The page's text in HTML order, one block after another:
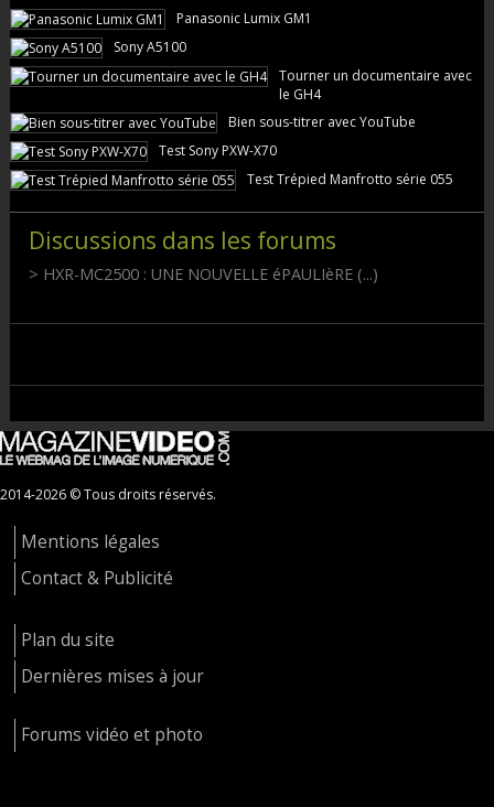
Panasonic Lumix GM1
Sony A5100
Tourner un documentaire avec
le GH4
Bien sous-titrer avec YouTube
Test Sony PXW-X70
Test Trépied Manfrotto série 055
Discussions dans les forums
> HXR-MC2500 : UNE NOUVELLE éPAULIèRE (...)
2014-2026 © Tous droits réservés.
Mentions légales
Contact & Publicité
Plan du site
Dernières mises à jour
Forums vidéo et photo